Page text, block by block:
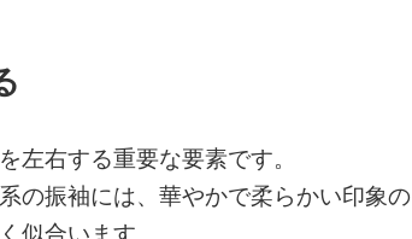
左右する重要な要素です。
の振袖には、華やかで柔らかい印象の
似合います。